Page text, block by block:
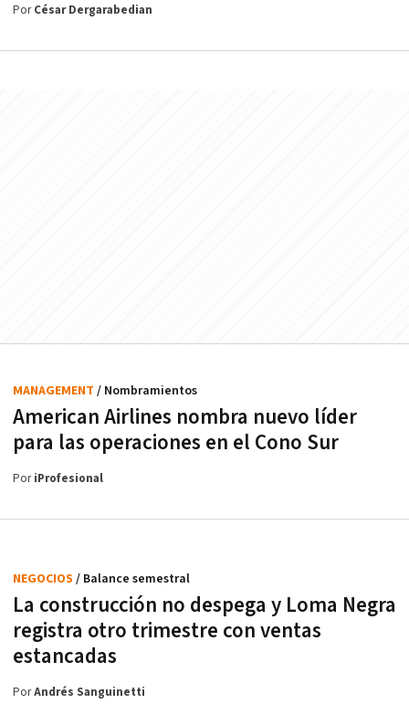
PorCésar Dergarabedian
American Airlines nombra nuevo líder
para las operaciones en el Cono Sur
MANAGEMENT / Nombramientos
PoriProfesional
La construcción no despega y Loma Negra
registra otro trimestre con ventas
estancadas
NEGOCIOS / Balance semestral
PorAndrés Sanguinetti